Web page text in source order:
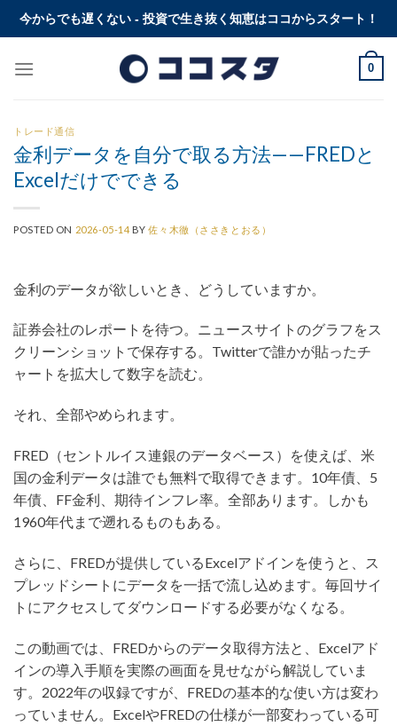
Skip今からでも遅くない - 投資で生き抜く知恵はココからスタート！
0
トレード通信
金利データを自分で取る方法——FREDと
Excelだけでできる
POSTED ON 2026-05-14 BY佐々木徹（ささきとおる）
金利のデータが欲しいとき、どうしていますか。
証券会社のレポートを待つ。ニュースサイトのグラフをス
クリーンショットで保存する。Twitterで誰かが貼ったチ
ャートを拡大して数字を読む。
それ、全部やめられます。
FRED（セントルイス連銀のデータベース）を使えば、米
国の金利データは誰でも無料で取得できます。10年債、5
年債、FF金利、期待インフレ率。全部あります。しかも
1960年代まで遡れるものもある。
さらに、FREDが提供しているExcelアドインを使うと、ス
プレッドシートにデータを一括で流し込めます。毎回サイ
トにアクセスしてダウンロードする必要がなくなる。
この動画では、FREDからのデータ取得方法と、Excelアド
インの導入手順を実際の画面を見せながら解説していま
す。2022年の収録ですが、FREDの基本的な使い方は変わ
っていません。ExcelやFREDの仕様が一部変わっている可